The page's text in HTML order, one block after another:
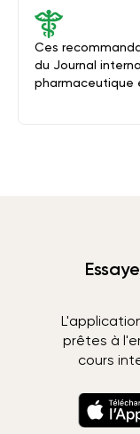
Ces
du Journal
pharmaceutique
prêtes à
cours